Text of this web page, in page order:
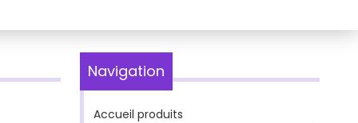
Navigation
Accueil produits